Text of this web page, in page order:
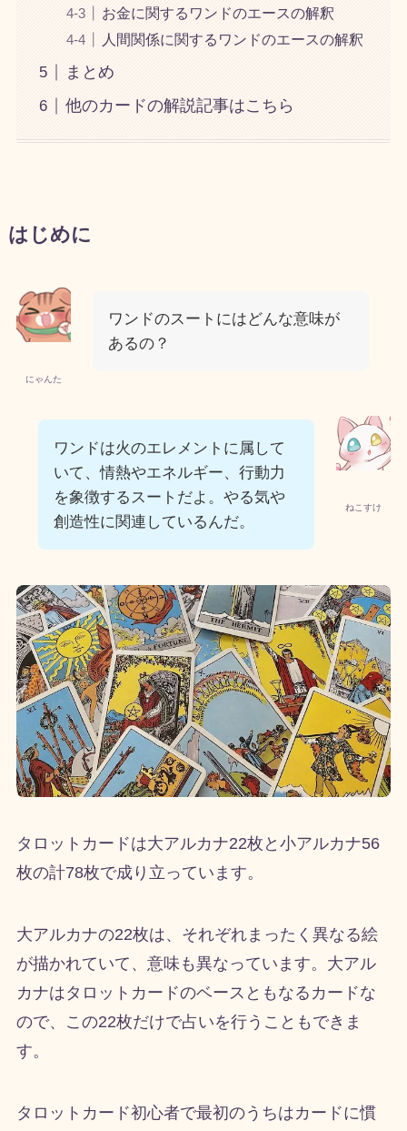
お金に関するワンドのエースの解釈
人間関係に関するワンドのエースの解釈
まとめ
他のカードの解説記事はこちら
はじめに
にゃんた
ワンドのスートにはどんな意味が
あるの？
ねこすけ
ワンドは火のエレメントに属して
いて、情熱やエネルギー、行動力
を象徴するスートだよ。やる気や
創造性に関連しているんだ。
タロットカードは大アルカナ22枚と小アルカナ56
枚の計78枚で成り立っています。
大アルカナの22枚は、それぞれまったく異なる絵
が描かれていて、意味も異なっています。大アル
カナはタロットカードのベースともなるカードな
ので、この22枚だけで占いを行うこともできま
す。
タロットカード初心者で最初のうちはカードに慣